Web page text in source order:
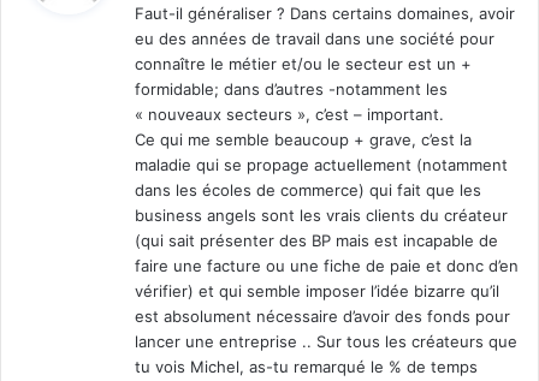
:
Faut-il généraliser ? Dans certains domaines, avoir
eu des années de travail dans une société pour
connaître le métier et/ou le secteur est un +
formidable; dans d’autres -notamment les
« nouveaux secteurs », c’est – important.
Ce qui me semble beaucoup + grave, c’est la
maladie qui se propage actuellement (notamment
dans les écoles de commerce) qui fait que les
business angels sont les vrais clients du créateur
(qui sait présenter des BP mais est incapable de
faire une facture ou une fiche de paie et donc d’en
vérifier) et qui semble imposer l’idée bizarre qu’il
est absolument nécessaire d’avoir des fonds pour
lancer une entreprise .. Sur tous les créateurs que
tu vois Michel, as-tu remarqué le % de temps